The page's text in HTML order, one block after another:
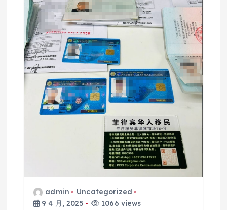
admin
Uncategorized
9 4 月, 2025
1066 views